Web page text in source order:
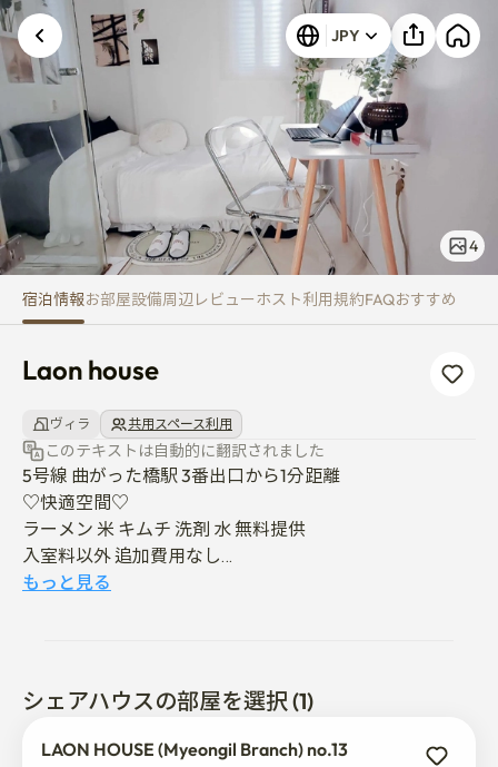
Laon house JPY
4
宿泊情報お部屋設備周辺 レビューホスト利用規約FAQおすすめ
Laon house
ヴィラ 共用スペース利用
このテキストは自動的に翻訳されました
5号線 曲がった橋駅 3番出口から1分距離
♡快適空間♡
ラーメン 米 キムチ 洗剤 水 無料提供
入室料以外 追加費用なし
厨房施設、洗濯施設等完備
もっと見る
シェアハウスの部屋を選択 (1)
LAON HOUSE (Myeongil Branch) no.13